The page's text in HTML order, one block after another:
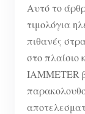
Αυτό το
τιμολόγια
πιθανές
στο πλαίσιο
IAMMETER